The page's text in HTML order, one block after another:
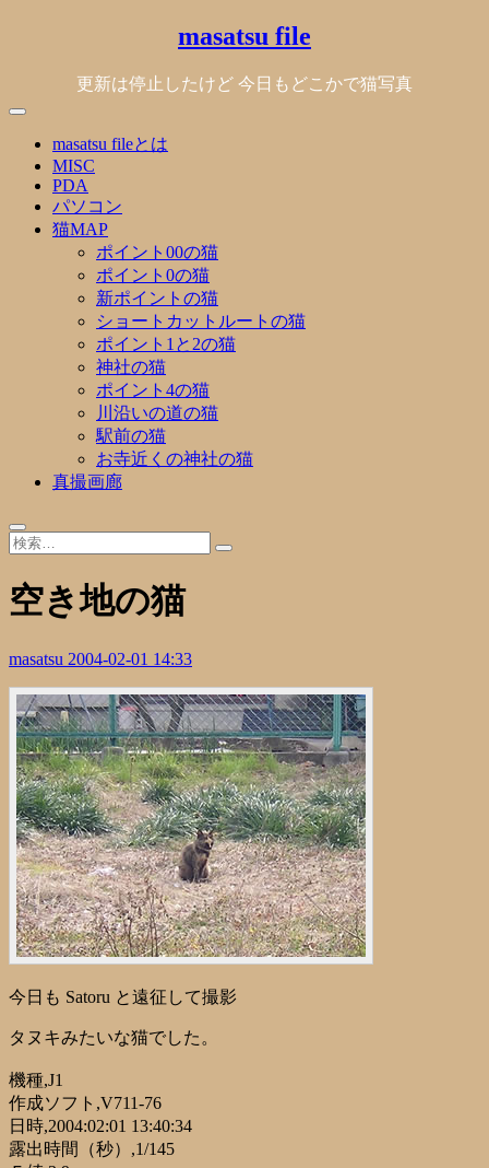
masatsu file
更新は停止したけど 今日もどこかで猫写真
masatsu fileとは
MISC
PDA
パソコン
猫MAP
ポイント00の猫
ポイント0の猫
新ポイントの猫
ショートカットルートの猫
ポイント1と2の猫
神社の猫
ポイント4の猫
川沿いの道の猫
駅前の猫
お寺近くの神社の猫
真撮画廊
空き地の猫
masatsu 2004-02-01 14:33
今日も Satoru と遠征して撮影
タヌキみたいな猫でした。
機種,J1
作成ソフト,V711-76
日時,2004:02:01 13:40:34
露出時間（秒）,1/145